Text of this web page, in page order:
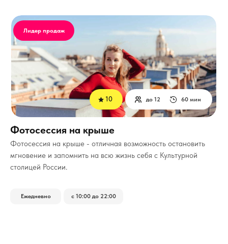
Фотосессия на крыше - отличная возможность остановить
мгновение и запомнить на всю жизнь себя с Культурной
столицей России.
60 мин
до 12
Ежедневно с 10:00 до 22:00
Лидер продаж
Фотосессия на крыше
10